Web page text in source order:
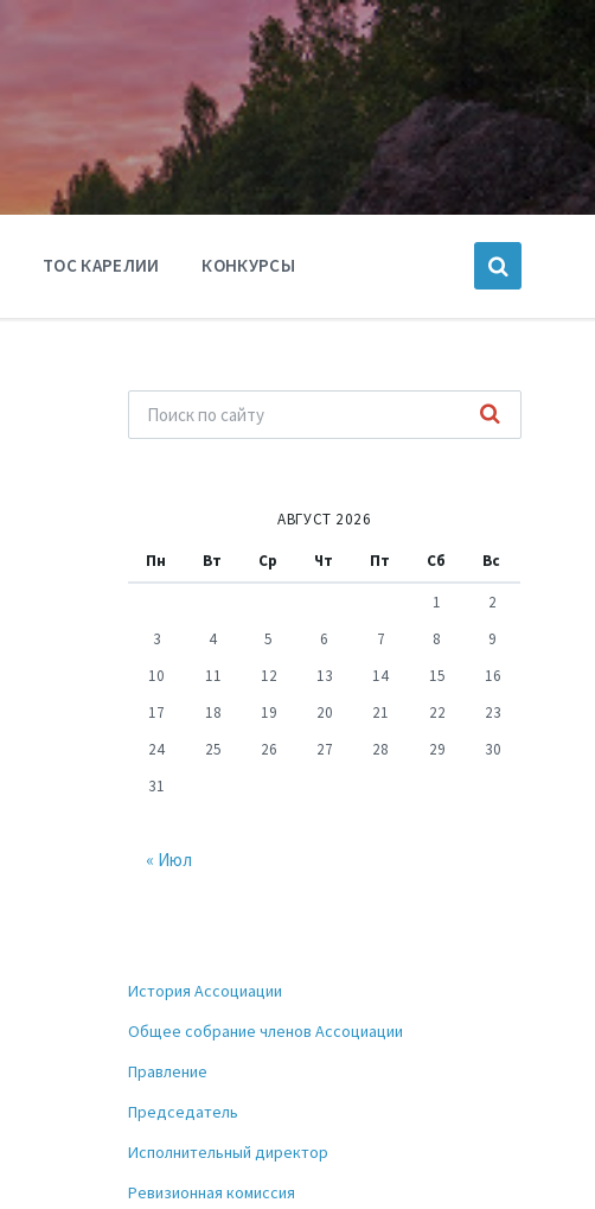
ТОС КАРЕЛИИ КОНКУРСЫ
АВГУСТ 2026
Пн Вт Ср Чт Пт Сб Вс
1
2
3
4 5 6 7 8
9
10
11 12 13 14 15
16
17
18 19 20 21 22
23
24
25 26 27 28 29
30
31
« Июл
История Ассоциации
Общее собрание членов Ассоциации
Правление
Председатель
Исполнительный директор
Ревизионная комиссия